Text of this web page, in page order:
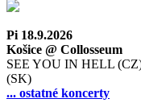
Pi 18.9.2026
Košice @ Collosseum
SEE YOU IN HELL
(SK)
... ostatné koncerty